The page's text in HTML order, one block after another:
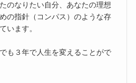
のなりたい自分、あなたの理想
の指針（コンパス）のような存
います。
も３年で人生を変えることがで